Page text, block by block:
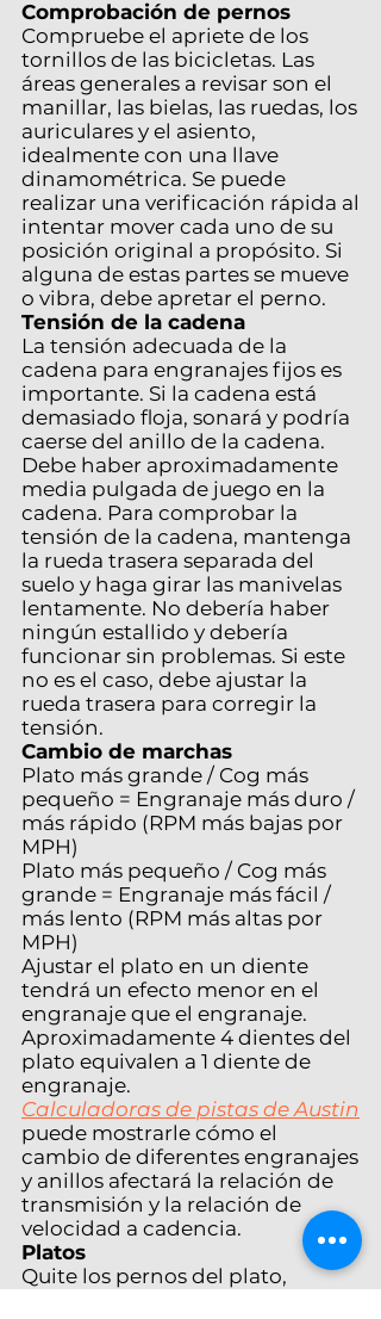
Comprobación de pernos
Compruebe el apriete de los
tornillos de las bicicletas. Las
áreas generales a revisar son el
manillar, las bielas, las ruedas, los
auriculares y el asiento,
idealmente con una llave
dinamométrica. Se puede
realizar una verificación rápida al
intentar mover cada uno de su
posición original a propósito. Si
alguna de estas partes se mueve
o vibra, debe apretar el perno.
Tensión de la cadena
La tensión adecuada de la
cadena para engranajes fijos es
importante. Si la cadena está
demasiado floja, sonará y podría
caerse del anillo de la cadena.
Debe haber aproximadamente
media pulgada de juego en la
cadena. Para comprobar la
tensión de la cadena, mantenga
la rueda trasera separada del
suelo y haga girar las manivelas
lentamente. No debería haber
ningún estallido y debería
funcionar sin problemas. Si este
no es el caso, debe ajustar la
rueda trasera para corregir la
tensión.
Cambio de marchas
Plato más grande / Cog más
pequeño = Engranaje más duro /
más rápido (RPM más bajas por
MPH)
Plato más pequeño / Cog más
grande = Engranaje más fácil /
más lento (RPM más altas por
MPH)
Ajustar el plato en un diente
tendrá un efecto menor en el
engranaje que el engranaje.
Aproximadamente 4 dientes del
plato equivalen a 1 diente de
engranaje.
Calculadoras de pistas de Austin
puede mostrarle cómo el
cambio de diferentes engranajes
y anillos afectará la relación de
transmisión y la relación de
velocidad a cadencia.
Platos
Quite los pernos del plato,